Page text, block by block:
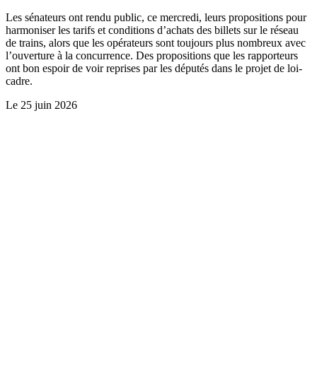
Les sénateurs ont rendu public, ce mercredi, leurs propositions pour
harmoniser les tarifs et conditions d’achats des billets sur le réseau
de trains, alors que les opérateurs sont toujours plus nombreux avec
l’ouverture à la concurrence. Des propositions que les rapporteurs
ont bon espoir de voir reprises par les députés dans le projet de loi-
cadre.
Le 25 juin 2026